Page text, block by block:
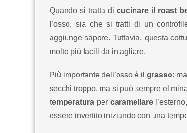
Quando si tratta dicucinare il roast
l’osso, sia che si tratti di un
aggiunge sapore. Tuttavia, questa
molto più facili da intagliare.
Più importante dell’osso è ilgrasso:
secchi troppo, ma si può sempre
temperatura percaramellare
essere invertito iniziando con una